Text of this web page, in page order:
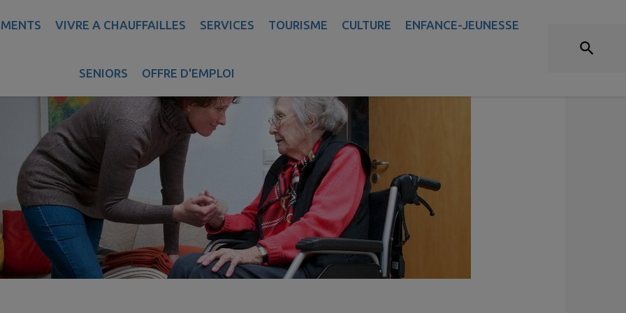
VIVRE A CHAUFFAILLES SERVICES TOURISME CULTURE ENFANCE-JEUNESSE
SENIORS OFFRE D'EMPLOI
AIDE À DOMICILE